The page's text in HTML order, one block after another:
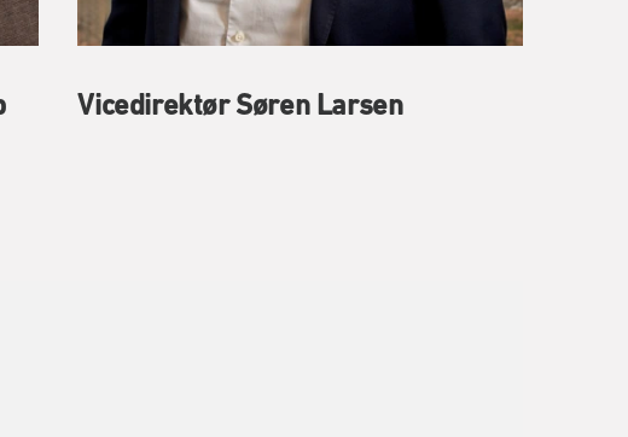
Vicedirektør Søren Larsen